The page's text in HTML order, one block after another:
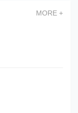
MORE +